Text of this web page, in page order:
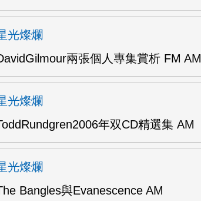
光燦爛
兩張個人專集賞析 FM AM
光燦爛
年双CD精選集 AM
光燦爛
Bangles與Evanescence AM